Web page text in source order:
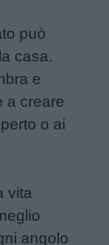
può
casa.
e
a creare
o ai
vita
angolo